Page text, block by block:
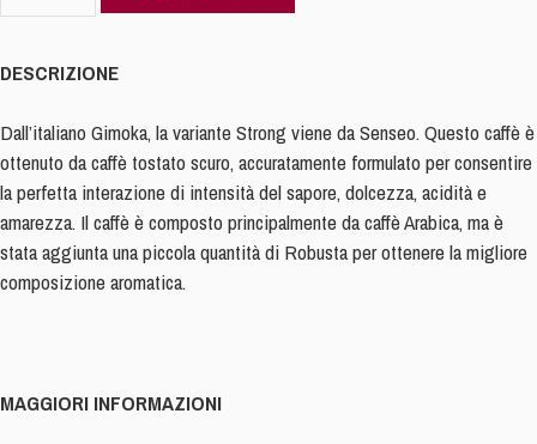
Cialde
480x
-
quantità
DESCRIZIONE
Dall’italiano Gimoka, la variante Strong viene da Senseo. Questo caffè è
ottenuto da caffè tostato scuro, accuratamente formulato per consentire
la perfetta interazione di intensità del sapore, dolcezza, acidità e
amarezza. Il caffè è composto principalmente da caffè Arabica, ma è
stata aggiunta una piccola quantità di Robusta per ottenere la migliore
composizione aromatica.
MAGGIORI INFORMAZIONI